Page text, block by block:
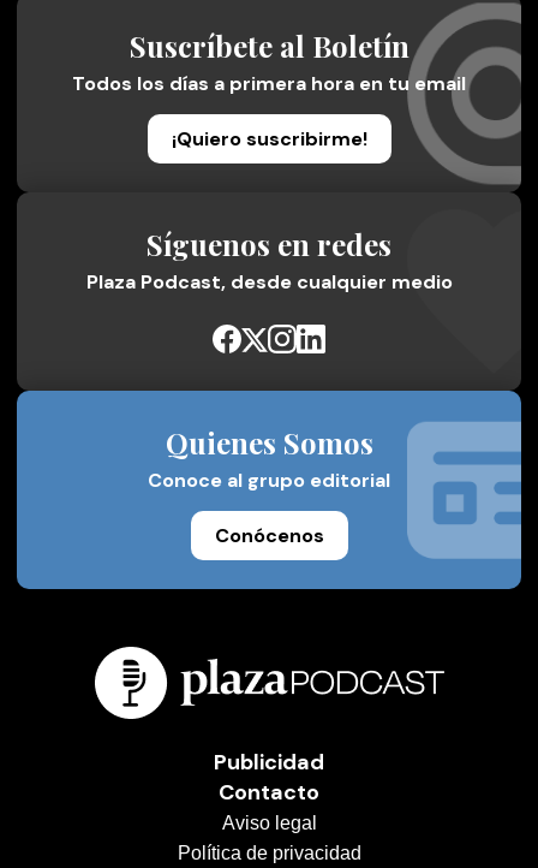
Suscríbete al Boletín
Todos los días a primera hora en tu email
¡Quiero suscribirme!
Síguenos en redes
Plaza Podcast, desde cualquier medio
Quienes Somos
Conoce al grupo editorial
Conócenos
Publicidad
Contacto
Aviso legal
Política de privacidad